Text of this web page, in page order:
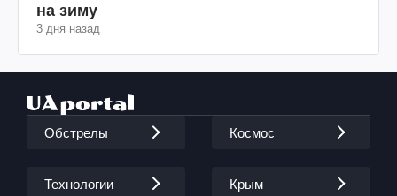
на зиму
3 дня назад
Обстрелы Космос
Технологии Крым